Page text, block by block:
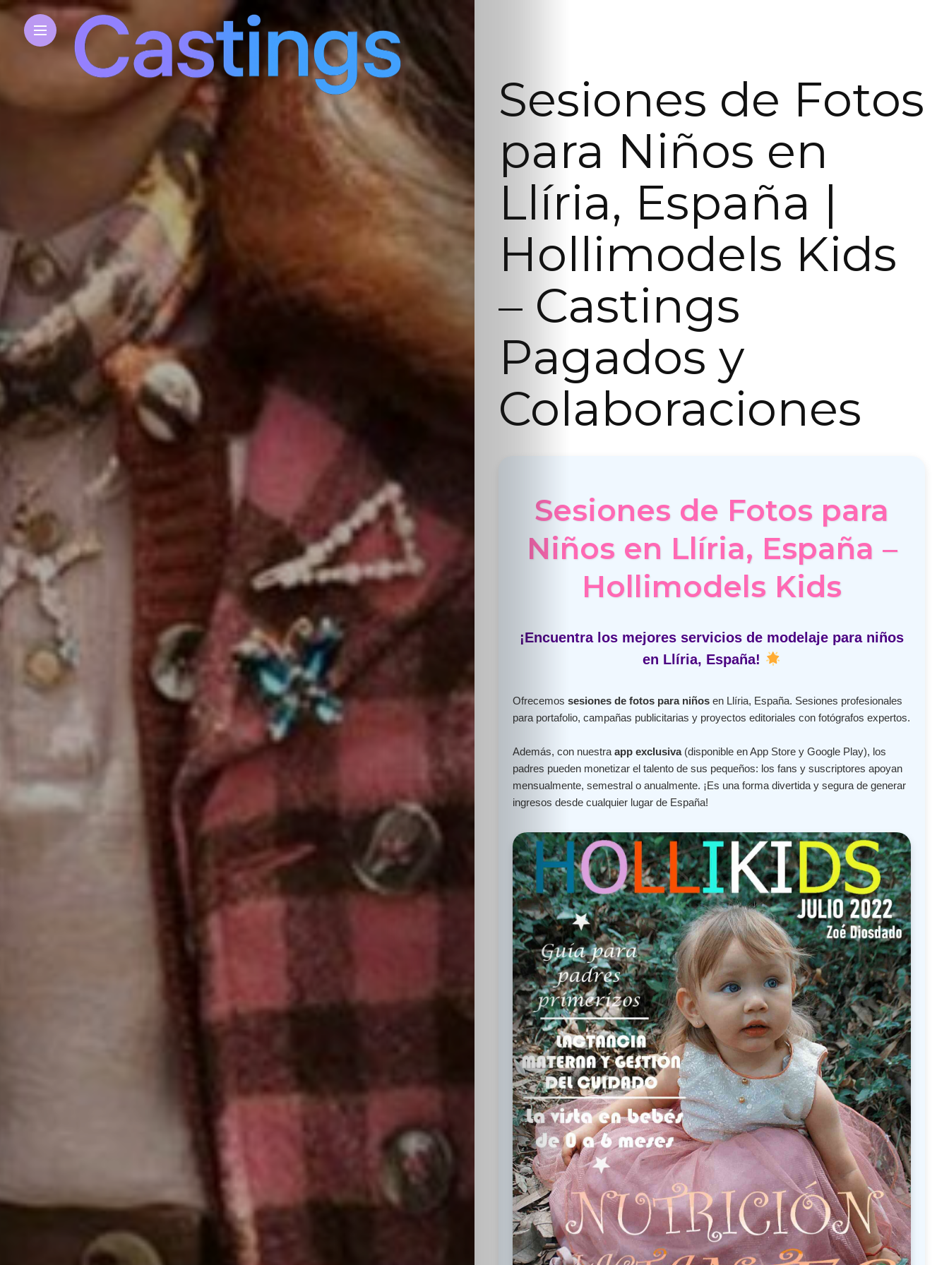
Sesiones de Fotos
para Niños en
Llíria, España |
Hollimodels Kids
– Castings
Pagados y
Colaboraciones
Sesiones de Fotos para
Niños en Llíria, España –
Hollimodels Kids
¡Encuentra los mejores servicios de modelaje para niños
en Llíria, España!
Ofrecemos sesiones de fotos para niñosen Llíria, España. Sesiones profesionales
para portafolio, campañas publicitarias y proyectos editoriales con fotógrafos expertos.
Además, con nuestra app exclusiva(disponible en App Store y Google Play), los
padres pueden monetizar el talento de sus pequeños: los fans y suscriptores apoyan
mensualmente, semestral o anualmente. ¡Es una forma divertida y segura de generar
ingresos desde cualquier lugar de España!